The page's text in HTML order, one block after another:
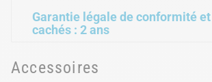
Garantie légale de conformité
cachés : 2 ans
Accessoires